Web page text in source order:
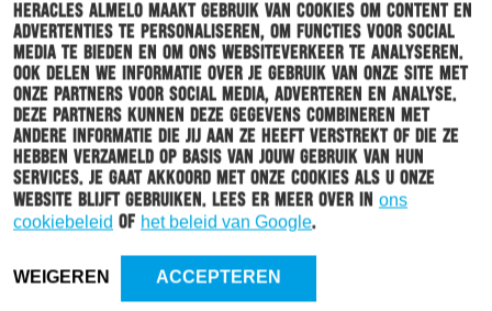
Heracles Almelo maakt gebruik van cookies om content en
advertenties te personaliseren, om functies voor social
media te bieden en om ons websiteverkeer te analyseren.
Ook delen we informatie over je gebruik van onze site met
onze partners voor social media, adverteren en analyse.
Deze partners kunnen deze gegevens combineren met
andere informatie die jij aan ze heeft verstrekt of die ze
hebben verzameld op basis van jouw gebruik van hun
services. Je gaat akkoord met onze cookies als u onze
website blijft gebruiken. Lees er meer over in ons
cookiebeleid of het beleid van Google.
WEIGEREN ACCEPTEREN
HERACLES 01-11-2025
PROTOCOL VOOR MEDISCHE SITUATIES OP DE